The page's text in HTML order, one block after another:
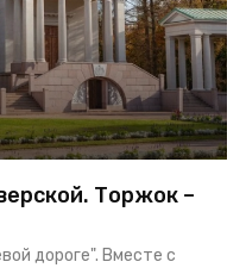
Торжок –
дороге". Вместе с